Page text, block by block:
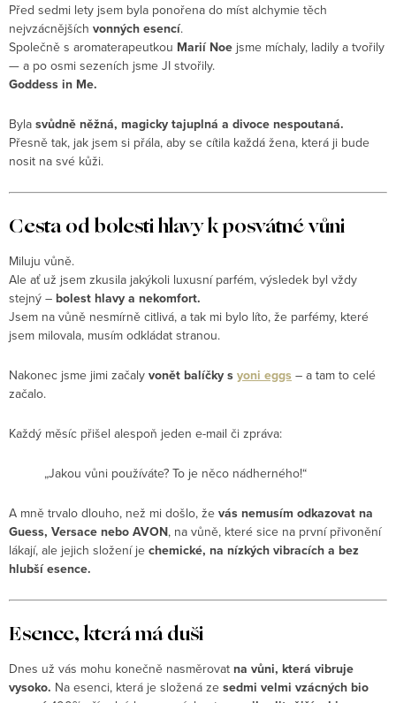
Před sedmi lety jsem byla ponořena do míst alchymie těch
nejvzácnějších vonných esencí.
Společně s aromaterapeutkou Marií Noe jsme míchaly, ladily a tvořily
— a po osmi sezeních jsme JI stvořily.
Goddess in Me.
Byla svůdně něžná, magicky tajuplná a divoce nespoutaná.
Přesně tak, jak jsem si přála, aby se cítila každá žena, která ji bude
nosit na své kůži.
Cesta od bolesti hlavy k posvátné vůni
Miluju vůně.
Ale ať už jsem zkusila jakýkoli luxusní parfém, výsledek byl vždy
stejný – bolest hlavy a nekomfort.
Jsem na vůně nesmírně citlivá, a tak mi bylo líto, že parfémy, které
jsem milovala, musím odkládat stranou.
Nakonec jsme jimi začaly vonět balíčky syoni eggs – a tam to celé
začalo.
Každý měsíc přišel alespoň jeden e-mail či zpráva:
„Jakou vůni používáte? To je něco nádherného!“
A mně trvalo dlouho, než mi došlo, že vás nemusím odkazovat na
Guess, Versace nebo AVON, na vůně, které sice na první přivonění
lákají, ale jejich složení je chemické, na nízkých vibracích a bez
hlubší esence.
Esence, která má duši
Dnes už vás mohu konečně nasměrovat na vůni, která vibruje
vysoko. Na esenci, která je složená ze sedmi velmi vzácných bio